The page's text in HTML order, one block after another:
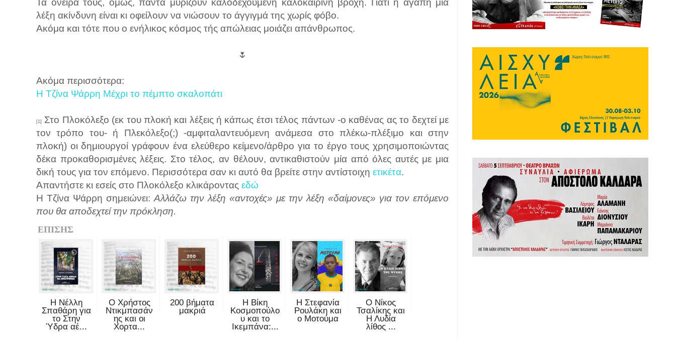
Τα όνειρά τους, όμως, πάντα μυρίζουν καλοδεχούμενη καλοκαιρινή βροχή. Γιατί η αγάπη μια
λέξη ακίνδυνη είναι κι οφείλουν να νιώσουν το άγγιγμά της χωρίς φόβο.
Ακόμα και τότε που ο ενήλικος κόσμος τής απώλειας μοιάζει απάνθρωπος.
🌷
Ακόμα περισσότερα:
Η Τζίνα Ψάρρη Μέχρι το πέμπτο σκαλοπάτι
[1]
Στο Πλοκόλεξο (εκ του πλοκή και λέξεις ή κάπως έτσι τέλος πάντων -ο καθένας ας το δεχτεί με
τον τρόπο του- ή Πλεκόλεξο(;) -αμφιταλαντευόμενη ανάμεσα στο πλέκω-πλέξιμο και στην
πλοκή) οι δημιουργοί γράφουν ένα ελεύθερο κείμενο/άρθρο για το έργο τους χρησιμοποιώντας
δέκα προκαθορισμένες λέξεις. Στο τέλος, αν θέλουν, αντικαθιστούν μία από όλες αυτές με μια
δική τους για τον επόμενο. Περισσότερα σαν κι αυτό θα βρείτε στην αντίστοιχη ετικέτα.
Απαντήστε κι εσείς στο Πλοκόλεξο κλικάροντας εδώ
Η Τζίνα Ψάρρη σημειώνει: Αλλάζω την λέξη «αντοχές» με την λέξη «δαίμονες» για τον επόμενο
που θα αποδεχτεί την πρόκληση.
ΕΠΙΣΗΣ
Η Νέλλη
Σπαθάρη για
το Στην
Ύδρα αέ...
Ο Χρήστος
Ντικμπασάν
ης και οι
Χορτα...
200 βήματα
μακριά
Η Βίκη
Κοσμοπούλο
υ και το
Ικεμπάνα:...
Η Στεφανία
Ρουλάκη και
ο Μοτούμα
Ο Νίκος
Τσαλίκης και
Η Λυδία
λίθος ...